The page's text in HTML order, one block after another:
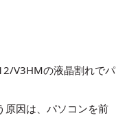
V3HMの液晶割れでパ
原因は、パソコンを前